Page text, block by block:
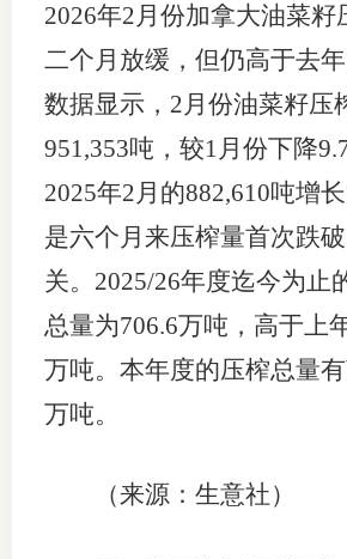
2026年2月份加拿大油菜籽
二个月放缓，但仍高于去年
数据显示，2月份油菜籽压
951,353吨，较1月份下降
2025年2月的882,610吨增
是六个月来压榨量首次跌
关。2025/26年度迄今为止
总量为706.6万吨，高于上
万吨。本年度的压榨总量
万吨。
（来源：生意社）